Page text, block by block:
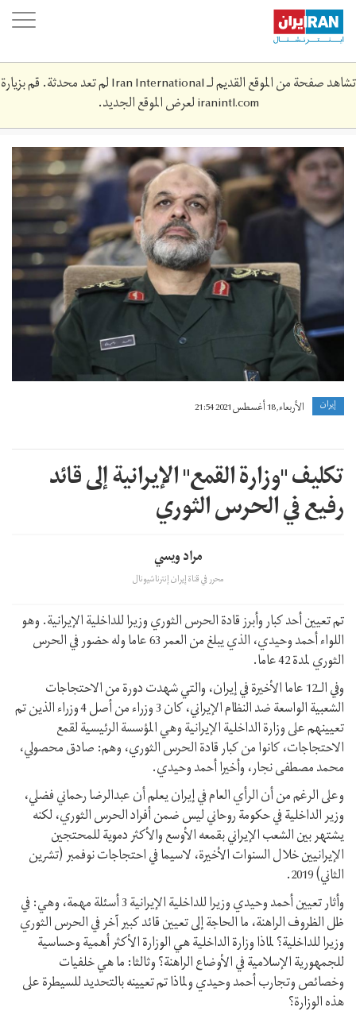
Skip
main
content
تشاهد صفحة من الموقع القديم لـ Iran International لم تعد محدثة. قم بزيارة
iranintl.comلعرض الموقع الجديد.
whydy1.jpeg
إيران الأربعاء, 18 أغسطس 2021 21:54
تكليف "وزارة القمع" الإيرانية إلى قائد
رفيع في الحرس الثوري
مراد ويسي
محرر في قناة إيران إنترناشيونال
تم تعيين أحد كبار وأبرز قادة الحرس الثوري وزيرا للداخلية الإيرانية. وهو
اللواء أحمد وحيدي، الذي يبلغ من العمر 63 عاما وله حضور في الحرس
الثوري لمدة 42 عاما.
وفي الـ12 عاما الأخيرة في إيران، والتي شهدت دورة من الاحتجاجات
الشعبية الواسعة ضد النظام الإيراني، كان 3 وزراء من أصل 4 وزراء الذين تم
تعيينهم على وزارة الداخلية الإيرانية وهي المؤسسة الرئيسية لقمع
الاحتجاجات، كانوا من كبار قادة الحرس الثوري، وهم: صادق محصولي،
محمد مصطفى نجار، وأخيرا أحمد وحيدي.
وعلى الرغم من أن الرأي العام في إيران يعلم أن عبدالرضا رحماني فضلي،
وزير الداخلية في حكومة روحاني ليس ضمن أفراد الحرس الثوري، لكنه
يشتهر بين الشعب الإيراني بقمعه الأوسع والأكثر دموية للمحتجين
الإيرانيين خلال السنوات الأخيرة، لاسيما في احتجاجات نوفمبر (تشرين
الثاني) 2019.
وأثار تعيين أحمد وحيدي وزيرا للداخلية الإيرانية 3 أسئلة مهمة، وهي: في
ظل الظروف الراهنة، ما الحاجة إلى تعيين قائد كبير آخر في الحرس الثوري
وزيرا للداخلية؟ لماذا وزارة الداخلية هي الوزارة الأكثر أهمية وحساسية
للجمهورية الإسلامية في الأوضاع الراهنة؟ وثالثا: ما هي خلفيات
وخصائص وتجارب أحمد وحيدي ولماذا تم تعيينه بالتحديد للسيطرة على
هذه الوزارة؟